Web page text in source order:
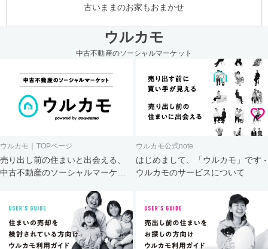
古いままのお家もおまかせ
ウルカモ
中古不動産のソーシャルマーケット
ウルカモ｜TOPページ
売り出し前の住まいと出会える、
中古不動産のソーシャルマーケッ
ウルカモ公式note
はじめまして、「ウルカモ」です -
ウルカモのサービスについて